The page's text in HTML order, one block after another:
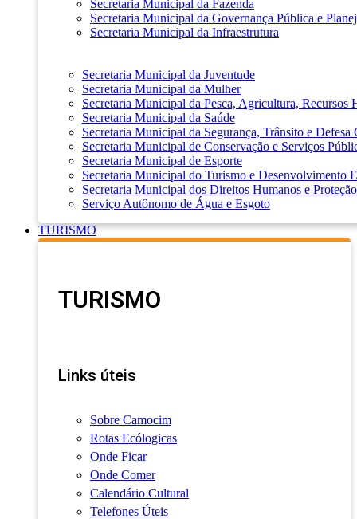
Secretaria Municipal da Fazenda
Secretaria Municipal da Governança Pública e
Secretaria Municipal da Infraestrutura
Secretaria Municipal da Juventude
Secretaria Municipal da Mulher
Secretaria Municipal da Pesca, Agricultura, Recursos
Secretaria Municipal da Saúde
Secretaria Municipal da Segurança, Trânsito e Defesa
Secretaria Municipal de Conservação e Serviços
Secretaria Municipal de Esporte
Secretaria Municipal do Turismo e Desenvolvimento
Secretaria Municipal dos Direitos Humanos e
Serviço Autônomo de Água e Esgoto
TURISMO
TURISMO
Links úteis
Sobre Camocim
Rotas Ecólogicas
Onde Ficar
Onde Comer
Calendário Cultural
Telefones Úteis